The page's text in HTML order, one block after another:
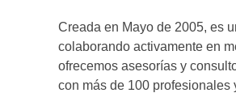
Creada en Mayo de 2005, es
colaborando activamente en
ofrecemos asesorías y
con más de 100 profesionales